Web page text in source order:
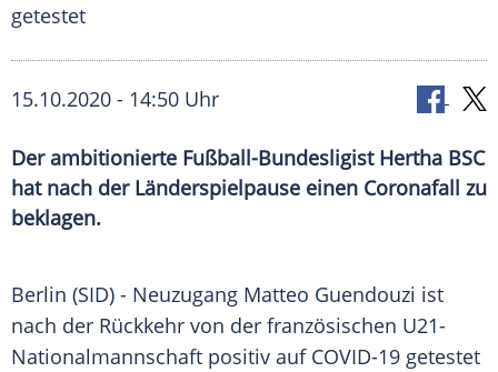
getestet
15.10.2020 - 14:50 Uhr
Der ambitionierte Fußball-Bundesligist Hertha BSC
hat nach der Länderspielpause einen Coronafall zu
beklagen.
Berlin (SID) - Neuzugang Matteo Guendouzi ist
nach der Rückkehr von der französischen U21-
Nationalmannschaft positiv auf COVID-19 getestet